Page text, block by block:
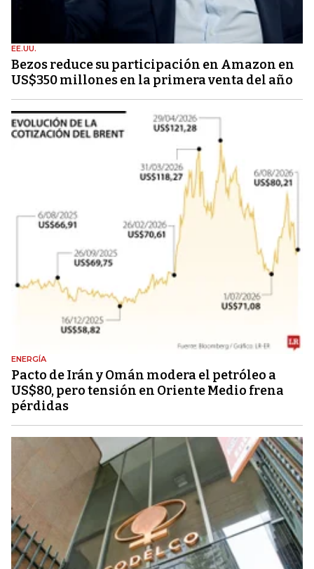
EE.UU.
Bezos reduce su participación en Amazon en
US$350 millones en la primera venta del año
ENERGÍA
Pacto de Irán y Omán modera el petróleo a
US$80, pero tensión en Oriente Medio frena
pérdidas